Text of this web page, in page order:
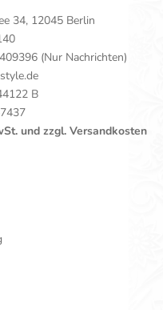
34, 12045 Berlin
(Nur Nachrichten)
B
und zzgl. Versandkosten